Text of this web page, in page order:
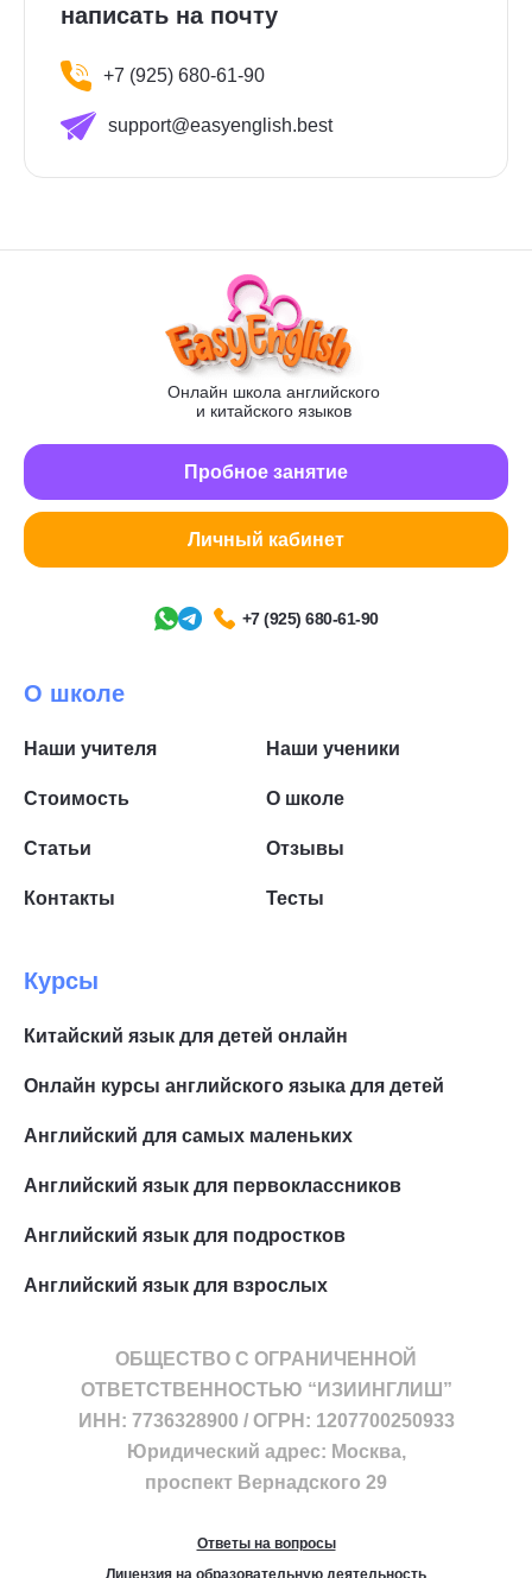
написать на почту
+7 (925) 680-61-90
support@easyenglish.best
Онлайн школа английского
и китайского языков
Пробное занятие
Личный кабинет
+7 (925) 680-61-90
О школе
Наши учителя Наши ученики
Стоимость О школе
Статьи Отзывы
Контакты Тесты
Курсы
Китайский язык для детей онлайн
Онлайн курсы английского языка для детей
Английский для самых маленьких
Английский язык для первоклассников
Английский язык для подростков
Английский язык для взрослых
ОБЩЕСТВО С ОГРАНИЧЕННОЙ
ОТВЕТСТВЕННОСТЬЮ “ИЗИИНГЛИШ”
ИНН: 7736328900 / ОГРН: 1207700250933
Юридический адрес: Москва,
проспект Вернадского 29
Ответы на вопросы